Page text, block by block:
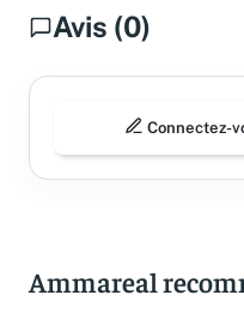
Avis (0)
Connectez-
Ammareal